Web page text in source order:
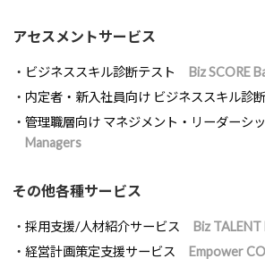
アセスメントサービス
ビジネススキル診断テスト
Biz SCORE
内定者・新入社員向け ビジネススキル診
管理職層向け マネジメント・リーダーシ
Managers
その他各種サービス
採用支援/人材紹介サービス
Biz
経営計画策定支援サービス
Empower